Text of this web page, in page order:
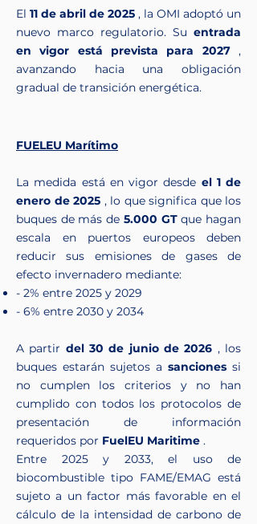
El 11 de abril de 2025 , la OMI adoptó un
nuevo marco regulatorio. Su entrada
en vigor está prevista para 2027,
avanzando hacia una obligación
gradual de transición energética.
FUELEU Marítimo
La medida está en vigor desde el 1 de
enero de 2025 , lo que significa que los
buques de más de 5.000 GTque hagan
escala en puertos europeos deben
reducir sus emisiones de gases de
efecto invernadero mediante:
- 2% entre 2025 y 2029
- 6% entre 2030 y 2034
A partir del 30 de junio de 2026 , los
buques estarán sujetos a sanciones si
no cumplen los criterios y no han
cumplido con todos los protocolos de
presentación de información
requeridos por FuelEU Maritime .
Entre 2025 y 2033, el uso de
biocombustible tipo FAME/EMAG está
sujeto a un factor más favorable en el
cálculo de la intensidad de carbono de